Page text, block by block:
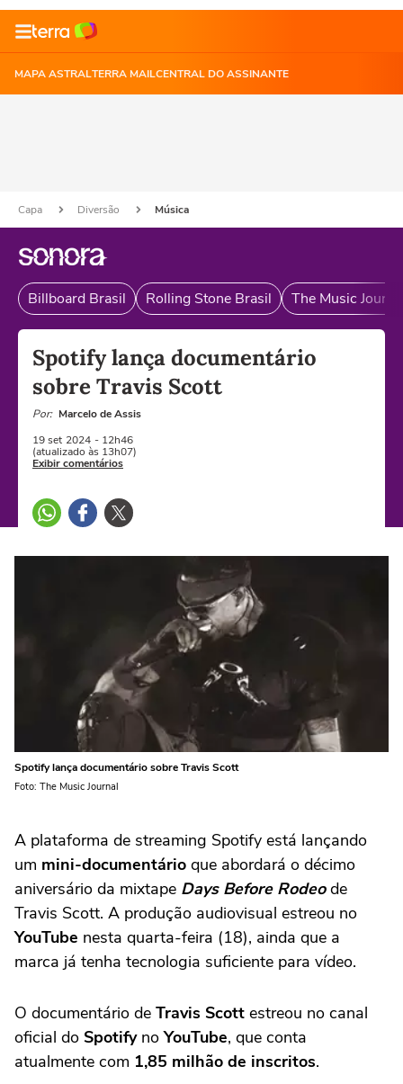
MAPA ASTRALTERRA MAILCENTRAL DO ASSINANTE
Capa Diversão Música
Billboard Brasil Rolling Stone Brasil The Music
Spotify lança documentário
sobre Travis Scott
Por: Marcelo de Assis
19 set 2024 - 12h46
(atualizado às 13h07)
Exibir comentários
Spotify lança documentário sobre Travis Scott
Foto: The Music Journal
A plataforma de streaming Spotify está lançando
um mini-documentário que abordará o décimo
aniversário da mixtape Days Before Rodeode
Travis Scott. A produção audiovisual estreou no
YouTube nesta quarta-feira (18), ainda que a
marca já tenha tecnologia suficiente para vídeo.
O documentário de Travis Scott estreou no canal
oficial do SpotifynoYouTube, que conta
atualmente com 1,85 milhão de inscritos.